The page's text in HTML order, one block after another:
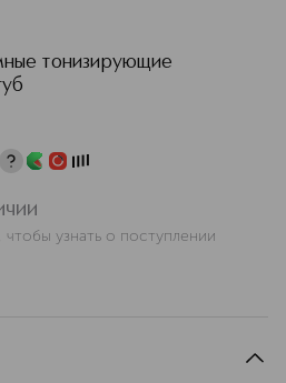
тонизирующие
узнать о поступлении